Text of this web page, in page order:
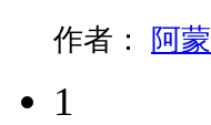
作者： 阿蒙
1